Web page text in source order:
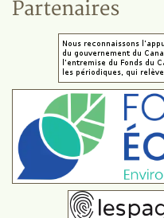
Partenaires